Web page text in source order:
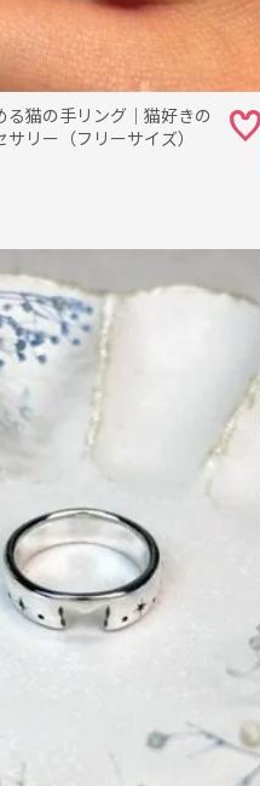
る猫の手リング｜猫好きの
リー（フリーサイズ）